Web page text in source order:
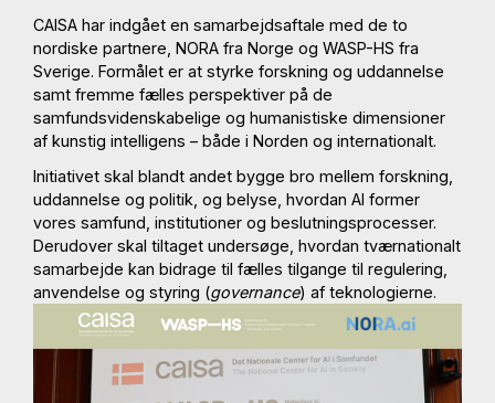
CAISA har indgået en samarbejdsaftale med de to
nordiske partnere, NORA fra Norge og WASP-HS fra
Sverige. Formålet er at styrke forskning og uddannelse
samt fremme fælles perspektiver på de
samfundsvidenskabelige og humanistiske dimensioner
af kunstig intelligens – både i Norden og internationalt.
Initiativet skal blandt andet bygge bro mellem forskning,
uddannelse og politik, og belyse, hvordan AI former
vores samfund, institutioner og beslutningsprocesser.
Derudover skal tiltaget undersøge, hvordan tværnationalt
samarbejde kan bidrage til fælles tilgange til regulering,
anvendelse og styring (governance) af teknologierne.